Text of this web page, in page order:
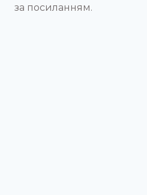
за посиланням.